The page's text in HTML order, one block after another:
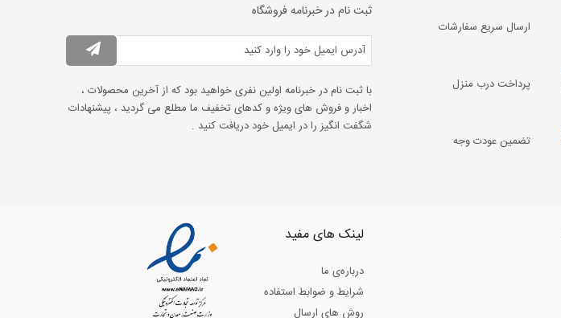
ارسال سریع سفارشات
پرداخت درب منزل
تضمین عودت وجه
ثبت نام در خبرنامه فروشگاه
با ثبت نام در خبرنامه اولین نفری خواهید بود که از آخرین محصولات ،
اخبار و فروش های ویژه و کدهای تخفیف ما مطلع می گردید ، پیشنهادات
شگفت انگیز را در ایمیل خود دریافت کنید .
لینک های مفید
درباره‌ی ما
شرایط و ضوابط استفاده
روش های ارسال